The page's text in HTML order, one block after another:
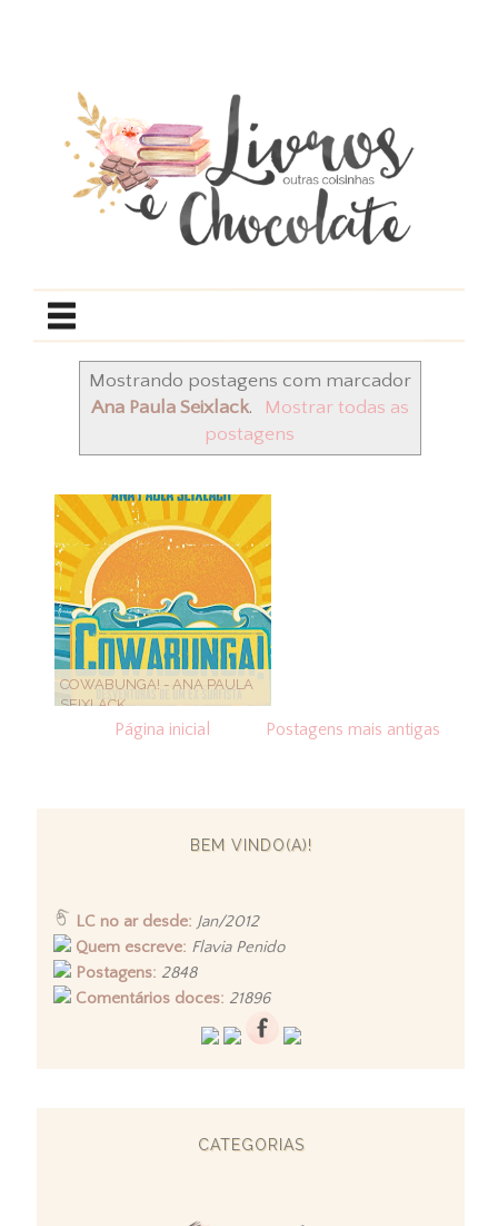
Mostrando postagens com marcador
Ana Paula Seixlack.
Mostrar todas as
postagens
COWABUNGA! - ANA PAULA
SEIXLACK
Postagens mais antigas
Página inicial
BEM VINDO(A)!
LC no ar desde: Jan/2012
Quem escreve: Flavia Penido
Postagens: 2848
Comentários doces: 21896
CATEGORIAS